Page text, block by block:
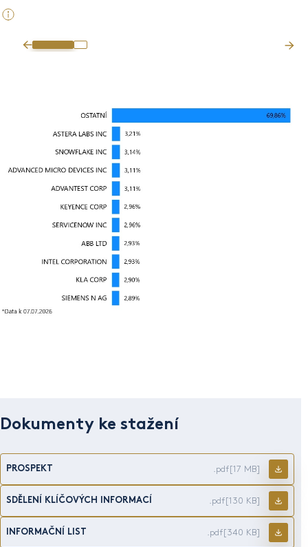
Dokumenty ke stažení
PROSPEKT .pdf [17 MB]
SDĚLENÍ KLÍČOVÝCH INFORMACÍ .pdf [130 KB]
INFORMAČNÍ LIST .pdf [340 KB]